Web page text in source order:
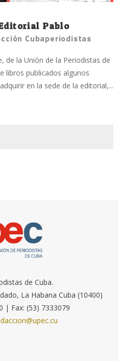
Pablo
Cubaperiodistas
de la Unión de la Periodistas de
libros publicados algunos
en la sede de la editorial,...
de Cuba.
La Habana Cuba (10400)
| Fax: (53) 7333079